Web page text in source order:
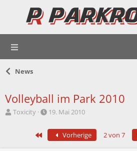
News
Volleyball im Park 2010
E
Toxicity
E
s
t
19. Mai 2010
Erste Vorherige 2 von 7